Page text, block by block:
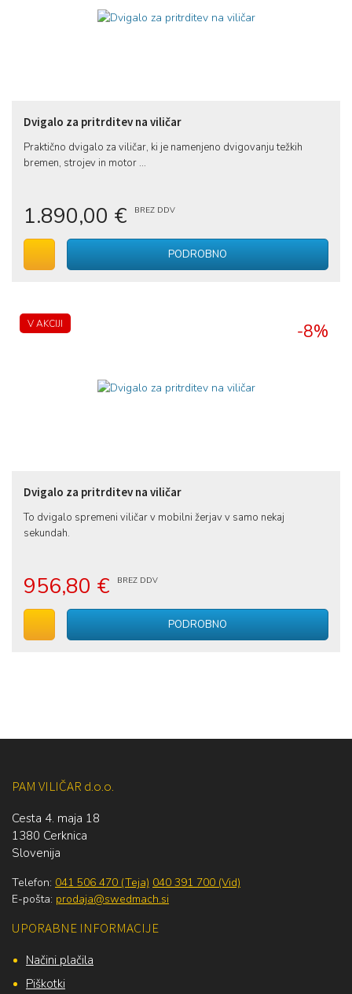
Dvigalo za pritrditev na viličar
Praktično dvigalo za viličar, ki je namenjeno dvigovanju težkih
bremen, strojev in motor ...
1.890,00 € BREZ DDV
PODROBNO
V AKCIJI -8%
Dvigalo za pritrditev na viličar
To dvigalo spremeni viličar v mobilni žerjav v samo nekaj
sekundah.
956,80 € BREZ DDV
PODROBNO
PAM VILIČAR d.o.o.
Cesta 4. maja 18
1380 Cerknica
Slovenija
Telefon: 041 506 470 (Teja) 040 391 700 (Vid)
E-pošta: prodaja@swedmach.si
UPORABNE INFORMACIJE
Načini plačila
Piškotki